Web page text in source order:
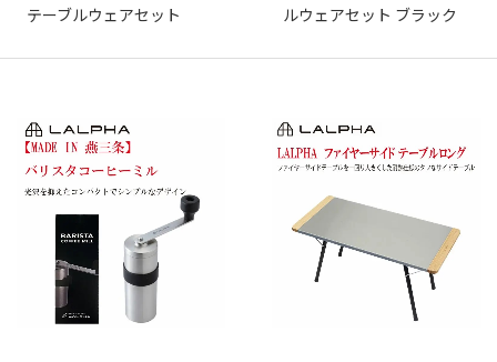
テーブルウェアセット
ルウェアセット ブラック